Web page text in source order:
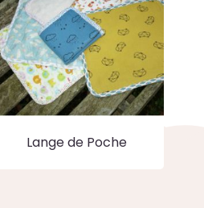
Lange de Poche